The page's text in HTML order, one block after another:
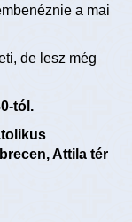
a mai
de lesz még
tól.
Attila tér